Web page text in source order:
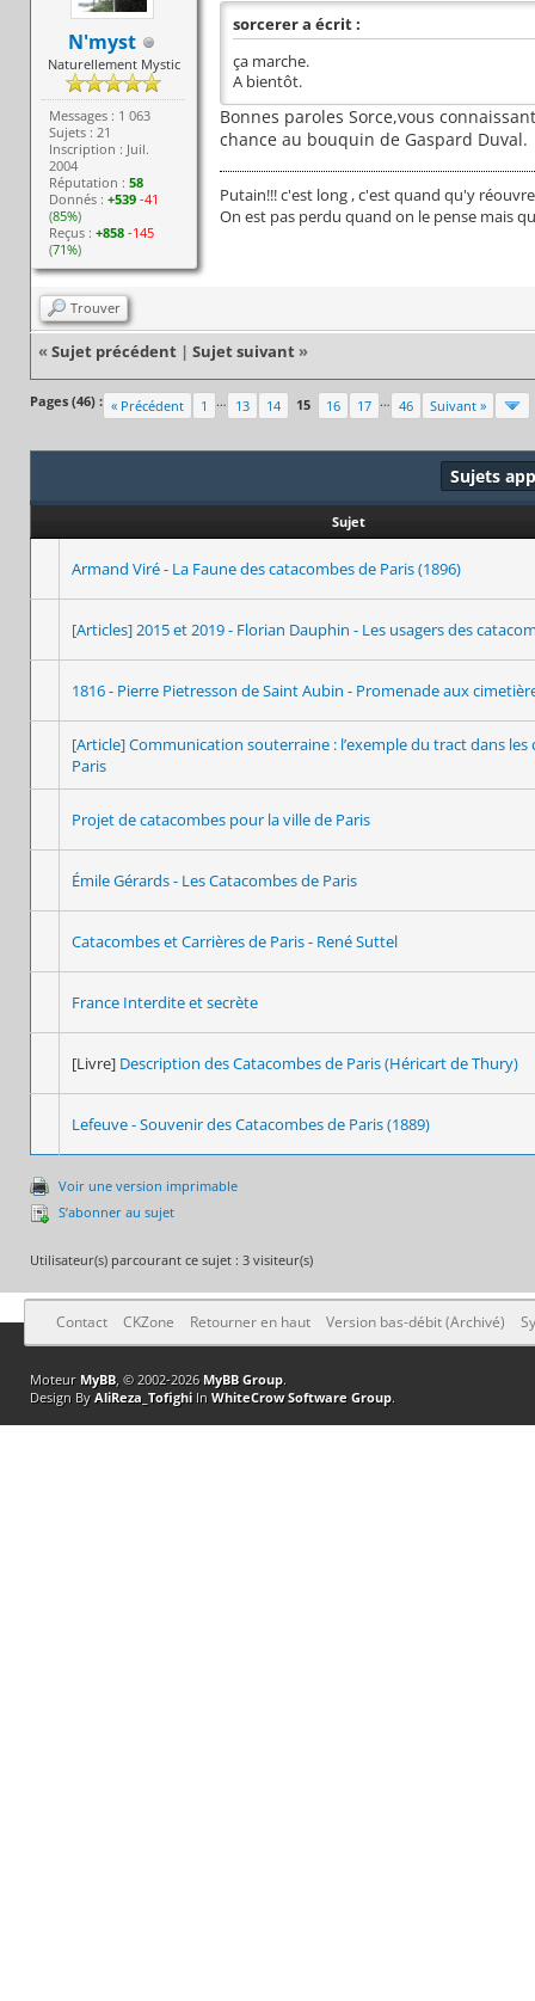
N'myst
Naturellement Mystic
Messages : 1 063
Sujets : 21
Inscription : Juil.
2004
Réputation :58
Donnés :+539 -41
(85%)
Reçus :+858 -145
(71%)
sorcerer a écrit :
ça marche.
A bientôt.
Bonnes paroles Sorce,vous
chance au bouquin de Gaspard Duval.
Putain!!! c'est long , c'est quand qu'y
On est pas perdu quand on le pense mais
Trouver
« Sujet précédent | Sujet suivant »
Pages (46) : « Précédent 1 … 13 14 15 16 17 … 46 Suivant »
Sujets
Sujet
Armand Viré - La Faune des catacombes de Paris (1896)
[Articles] 2015 et 2019 - Florian Dauphin - Les usagers des
1816 - Pierre Pietresson de Saint Aubin - Promenade aux
[Article] Communication souterraine : l’exemple du tract dans les
Paris
Projet de catacombes pour la ville de Paris
Émile Gérards - Les Catacombes de Paris
Catacombes et Carrières de Paris - René Suttel
France Interdite et secrète
[Livre] Description des Catacombes de Paris (Héricart de Thury)
Lefeuve - Souvenir des Catacombes de Paris (1889)
Voir une version imprimable
S’abonner au sujet
Utilisateur(s) parcourant ce sujet : 3 visiteur(s)
Contact CKZone Retourner en haut Version bas-débit (Archivé)
Moteur MyBB, © 2002-2026 MyBB Group.
Design By AliReza_TofighiIn WhiteCrow Software Group.